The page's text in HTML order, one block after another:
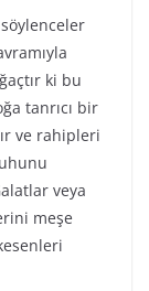
ki bu
tanrıcı bir
ve rahipleri
veya
meşe